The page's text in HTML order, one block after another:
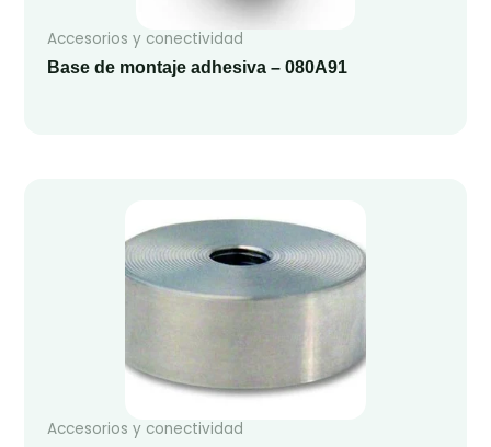
Accesorios y conectividad
Base de montaje adhesiva – 080A91
Accesorios y conectividad